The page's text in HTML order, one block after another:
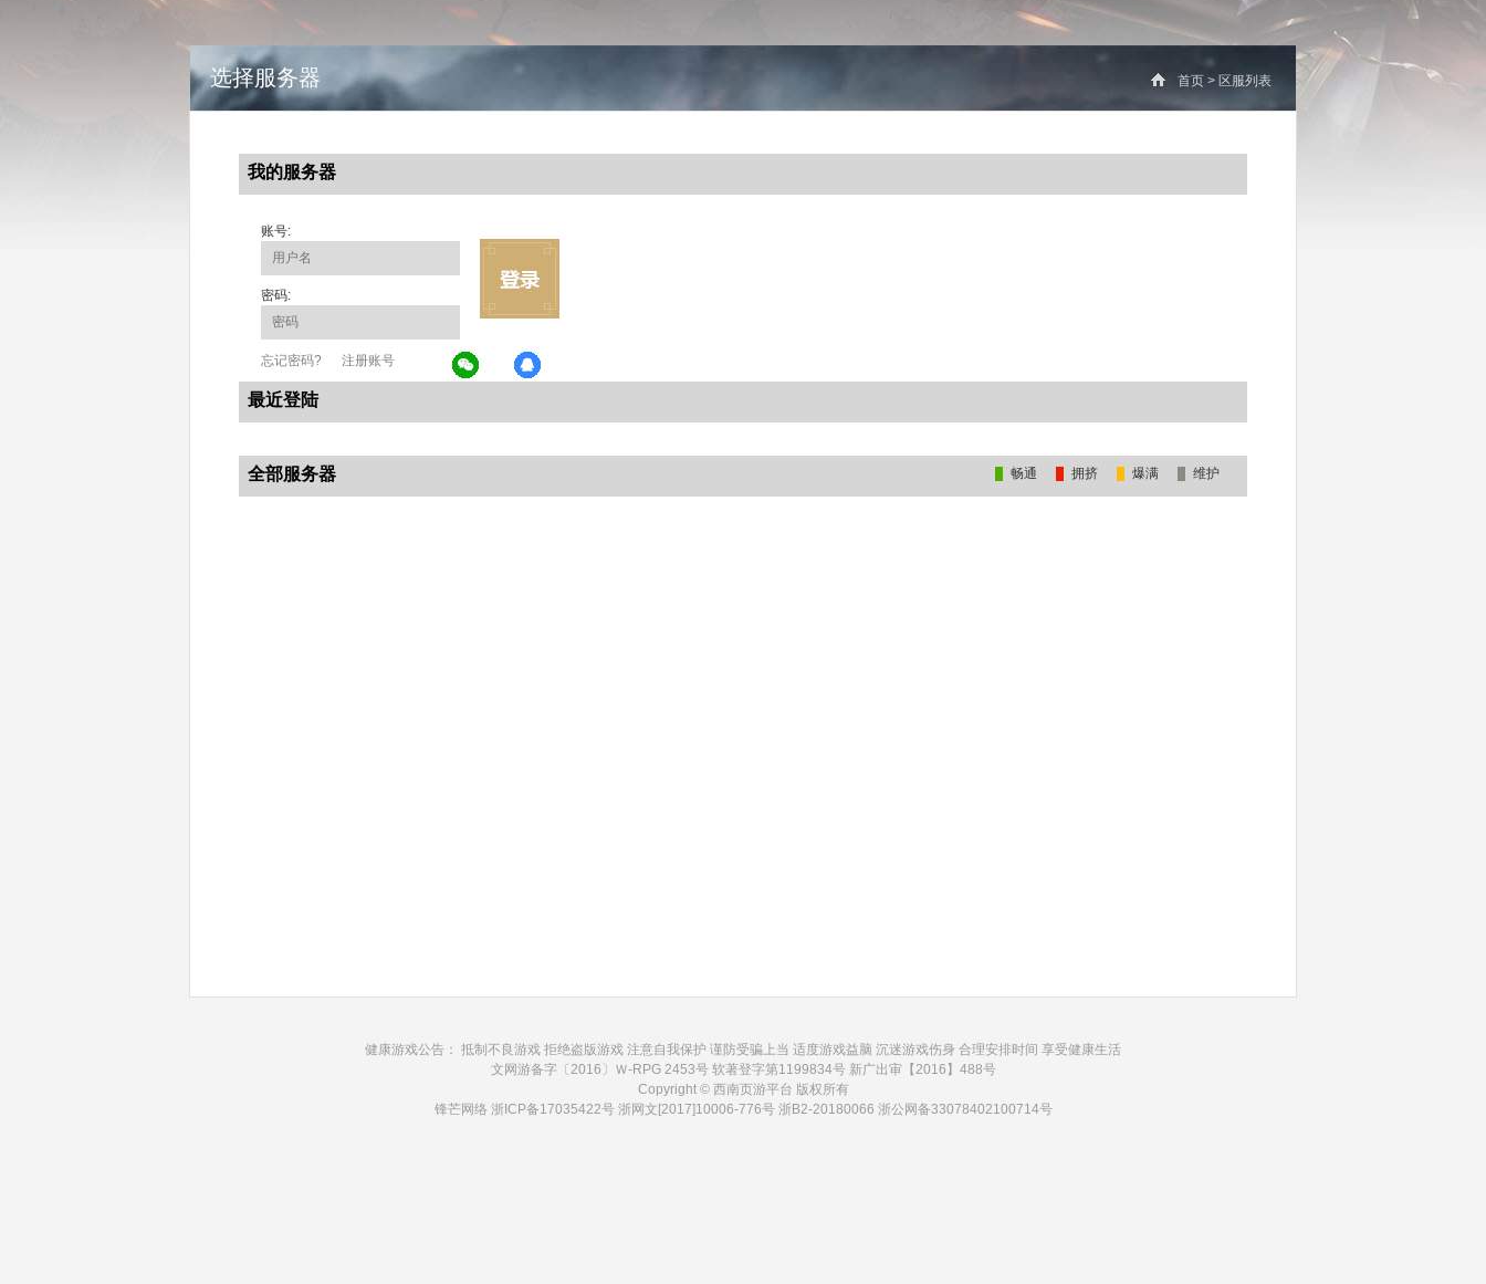
选择服务器 首页 > 区服列表
我的服务器
账号:
密码:
忘记密码? 注册账号
最近登陆
全部服务器 畅通 拥挤 爆满 维护
健康游戏公告： 抵制不良游戏 拒绝盗版游戏 注意自我保护 谨防受骗上当 适度游戏益脑 沉迷游戏伤身 合理安排时间 享受健康生活
文网游备字〔2016〕Ｗ-RPG 2453号 软著登字第1199834号 新广出审【2016】488号
Copyright © 西南页游平台 版权所有
锋芒网络 浙ICP备17035422号浙网文[2017]10006-776号 浙B2-20180066 浙公网备33078402100714号